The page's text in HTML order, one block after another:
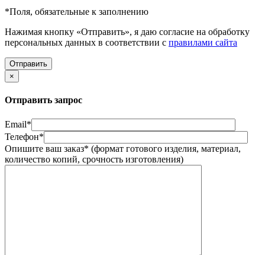
*Поля, обязательные к заполнению
Нажимая кнопку «Отправить», я даю согласие на обработку
персональных данных в соответствии с правилами сайта
×
Отправить запрос
Email*
Телефон*
Опишите ваш заказ* (формат готового изделия, материал,
количество копий, срочность изготовления)